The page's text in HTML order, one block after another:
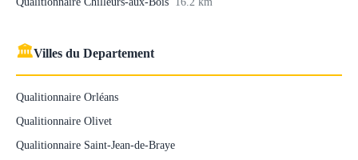
🏛Villes du Departement
Qualitionnaire Orléans
Qualitionnaire Olivet
Qualitionnaire Saint-Jean-de-Braye